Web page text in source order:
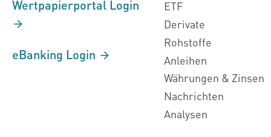
Wertpapierportal Login
eBanking Login
ETF
Derivate
Rohstoffe
Anleihen
Währungen & Zinsen
Nachrichten
Analysen